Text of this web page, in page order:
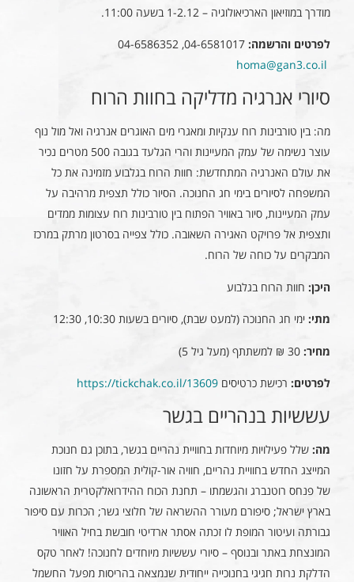
מודרך במוזיאון הארכיאולוגיה – 1-2.12 בשעה 11:00.
לפרטים והרשמה:
04-6581017, 04-6586352
homa@gan3.co.il
סיורי אנרגיה מדליקה בחוות הרוח
מה: בין טורבינות רוח ענקיות ומאגרי מים האוגרים אנרגיה ואל מול נוף
עוצר נשימה של עמק המעיינות והרי הגלעד בגובה 500 מטרים נכיר
את עולם האנרגיה המתחדשת: חוות הרוח בגלבוע מזמינה את כל
המשפחה לסיורים בימי חג החנוכה. הסיור כולל תצפית מרהיבה על
עמק המעיינות, סיור באוויר הפתוח בין טורבינות רוח עצומות ממדים
ותצפית אל פרויקט האגירה השאובה. כולל צפייה בסרטון מרתק במרכז
המבקרים על כוחה של הרוח.
היכן: חוות הרוח בגלבוע
מתי: ימי חג החנוכה (למעט שבת), סיורים בשעות 10:30, 12:30
מחיר:
לפרטים: רכישת כרטיסים https://tickchak.co.il/13609
עששיות בנהריים בגשר
מה: שלל פעילויות מיוחדות בחוויית נהריים בגשר, בתוכן גם חנוכת
המייצג החדש בחוויית נהריים, חוויה אור-קולית המספרת על חזונו
של פנחס רוטנברג והגשמתו – תחנת הכוח ההידרואלקטרית הראשונה
בארץ ישראל; סיפורם מעורר ההשראה של חלוצי גשר; הכרות עם סיפור
גבורתה ועיטור המופת לו זכתה אסתר ארדיטי חובשת בחיל האוויר
המונצחת באתר ובנוסף – סיורי עששיות מיוחדים לחנוכה! לאחר טקס
הדלקת נרות חגיגי בחנוכייה ייחודית שנמצאה בהריסות מפעל החשמל